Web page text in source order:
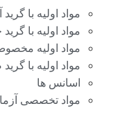
مواد اولیه با
مواد اولیه با
مواد اولیه
مواد اولیه با
اسانس ها
مواد تخصصی